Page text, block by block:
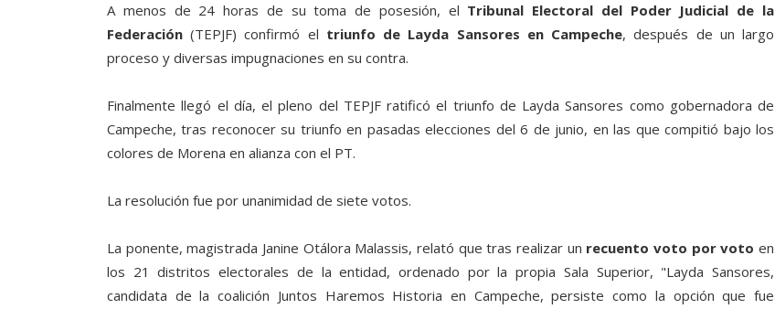
A menos de 24 horas de su toma de posesión, el Tribunal Electoral del Poder Judicial de la
Federación (TEPJF) confirmó el triunfo de Layda Sansores en Campeche, después de un largo
proceso y diversas impugnaciones en su contra.
Finalmente llegó el día, el pleno del TEPJF ratificó el triunfo de Layda Sansores como gobernadora de
Campeche, tras reconocer su triunfo en pasadas elecciones del 6 de junio, en las que compitió bajo los
colores de Morena en alianza con el PT.
La resolución fue por unanimidad de siete votos.
La ponente, magistrada Janine Otálora Malassis, relató que tras realizar un recuento voto por voto en
los 21 distritos electorales de la entidad, ordenado por la propia Sala Superior, "Layda Sansores,
candidata de la coalición Juntos Haremos Historia en Campeche, persiste como la opción que fue